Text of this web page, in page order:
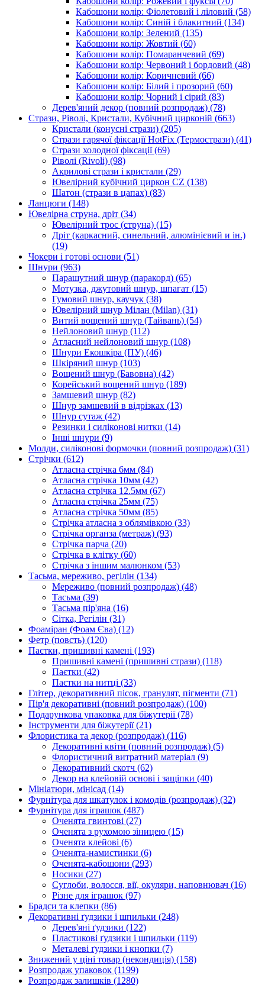
Кабошони колір: Фіолетовий і ліловий (58)
Кабошони колір: Синій і блакитний (134)
Кабошони колір: Зелений (135)
Кабошони колір: Жовтий (60)
Кабошони колір: Помаранчевий (69)
Кабошони колір: Червоний і бордовий (48)
Кабошони колір: Коричневий (66)
Кабошони колір: Білий і прозорий (60)
Кабошони колір: Чорний і сірий (83)
Дерев'яний декор (повний розпродаж) (78)
Стрази, Ріволі, Кристали, Кубічний цирконій (663)
Кристали (конусні стрази) (205)
Стрази гарячої фіксації HotFix (Термострази) (41)
Стрази холодної фіксації(69)
Ріволі (Rivoli) (98)
Акрилові стрази і кристали (29)
Ювелірний кубічний циркон CZ (138)
Шатон (стрази в цапах) (83)
Ланцюги (148)
Ювелірна струна, дріт (34)
Ювелірний трос (струна) (15)
Дріт (каркасний, синельний, алюмінієвий и ін.)
(19)
Чокери і готові основи (51)
Шнури (963)
Парашутний шнур (паракорд) (65)
Мотузка, джутовий шнур, шпагат (15)
Гумовий шнур, каучук (38)
Ювелірний шнур Мілан (Milan) (31)
Витий вощений шнур (Тайвань) (54)
Нейлоновий шнур (112)
Атласний нейлоновий шнур (108)
Шнури Екошкіра (ПУ) (46)
Шкіряний шнур (103)
Вощений шнур (Бавовна) (42)
Корейський вощений шнур (189)
Замшевий шнур (82)
Шнур замшевий в відрізках (13)
Шнур сутаж (42)
Резинки і силіконові нитки (14)
Інші шнури (9)
Молди, силіконові формочки (повний розпродаж) (31)
Стрічки (612)
Атласна стрічка 6мм (84)
Атласна стрічка 10мм (42)
Атласна стрічка 12.5мм (67)
Атласна стрічка 25мм (75)
Атласна стрічка 50мм (85)
Стрічка атласна з облямівкою (33)
Стрічка органза (метраж) (93)
Стрічка парча (20)
Стрічка в клітку (60)
Стрічка з іншим малюнком (53)
Тасьма, мереживо, регілін (134)
Мереживо (повний розпродаж) (48)
Тасьма (39)
Тасьма пір'яна (16)
Сітка, Регілін (31)
Фоаміран (Фоам Єва) (12)
Фетр (повсть) (120)
Паєтки, пришивні камені (193)
Пришивні камені (пришивні стрази) (118)
Паєтки (42)
Паєтки на нитці (33)
Глітер, декоративний пісок, гранулят, пігменти (71)
Пір'я декоративні (повний розпродаж) (100)
Подарункова упаковка для біжутерії(78)
Інструменти для біжутерії(21)
Флористика та декор (розпродаж) (116)
Декоративні квіти (повний розпродаж) (5)
Флористичний витратний матеріал (9)
Декоративний скотч (62)
Декор на клейовій основі і защіпки (40)
Мініатюри, мінісад (14)
Фурнітура для шкатулок і комодів (розпродаж) (32)
Фурнітура для іграшок (487)
Оченята гвинтові (27)
Оченята з рухомою зіницею (15)
Оченята клейові (6)
Оченята-намистинки (6)
Оченята-кабошони (293)
Носики (27)
Суглоби, волосся, вії, окуляри, наповнювач (16)
Різне для іграшок (97)
Брадси та клепки (86)
Декоративні ґудзики і шпильки (248)
Дерев'яні ґудзики (122)
Пластикові ґудзики і шпильки (119)
Металеві ґудзики і кнопки (7)
Знижений у ціні товар (некондиція) (158)
Розпродаж упаковок (1199)
Розпродаж залишків (1280)